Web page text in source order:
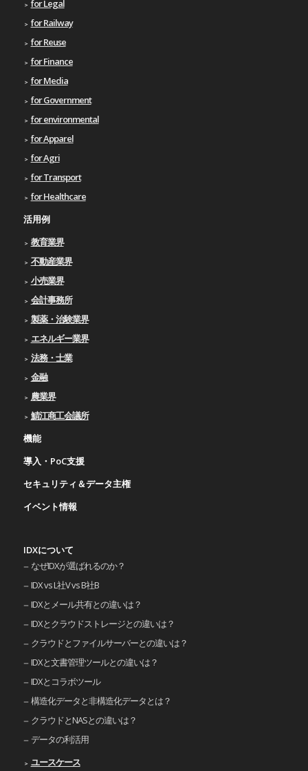
for Legal
for Railway
for Reuse
for Finance
for Media
for Government
for environmental
for Apparel
for Agri
for Transport
for Healthcare
活用例
教育業界
不動産業界
小売業界
会計事務所
製薬・治験業界
エネルギー業界
法務・士業
金融
農業界
鯖江商工会議所
機能
導入・PoC支援
セキュリティ＆データ主権
イベント情報
IDXについて
なぜIDXが選ばれるのか？
IDX vs L社V vs B社B
IDXとメール共有との違いは？
IDXとクラウドストレージとの違いは？
クラウドとファイルサーバーとの違いは？
IDXと文書管理ツールとの違いは？
IDXとコラボツール
構造化データと非構造化データとは？
クラウドとNASとの違いは？
データの利活用
ユースケース